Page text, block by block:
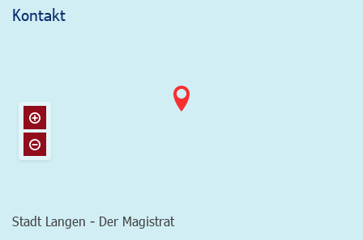
Kontakt
Stadt Langen - Der Magistrat